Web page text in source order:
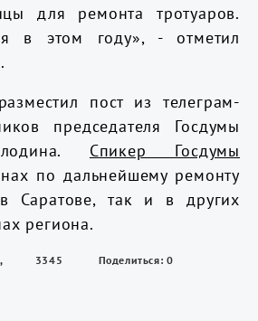
для ремонта тротуаров.
в этом году», - отметил
пост из телеграм-
председателя Госдумы
Спикер Госдумы
по дальнейшему ремонту
Саратове, так и в других
региона.
3345 Поделиться: 0